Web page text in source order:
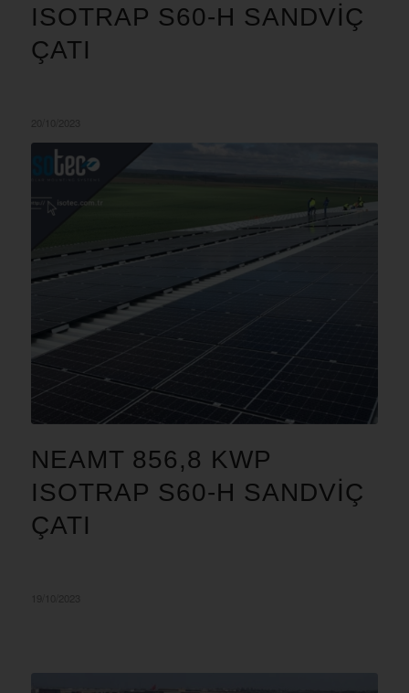
ISOTRAP S60-H SANDVIÇ
ÇATI
NEAMT 856,8 KWP
ISOTRAP S60-H SANDVIÇ
ÇATI